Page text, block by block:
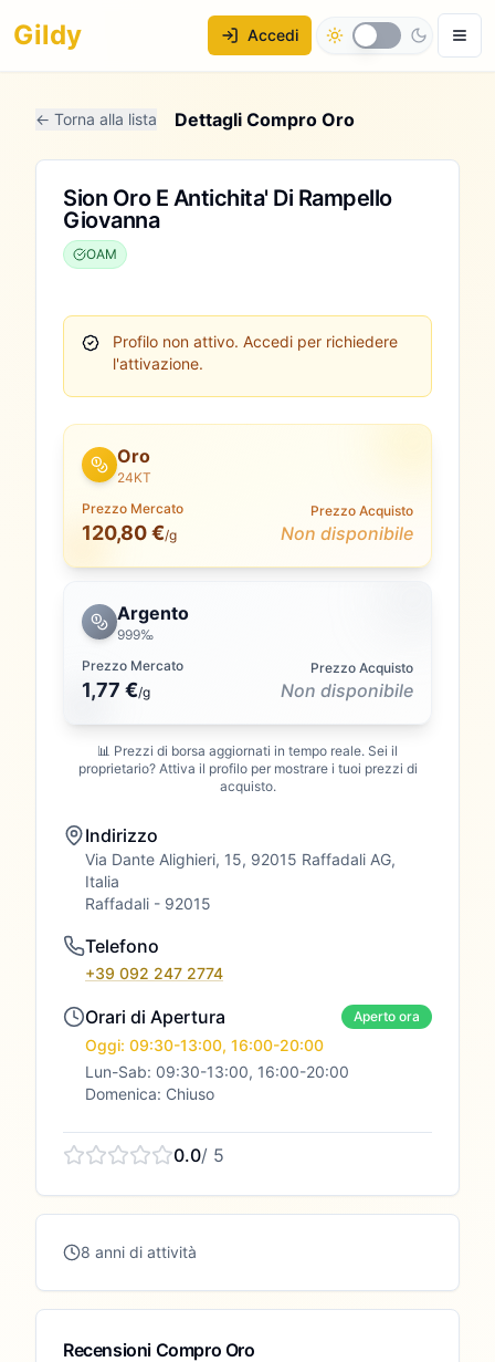
Gildy Accedi
← Torna alla lista Dettagli Compro Oro
Sion Oro E Antichita' Di Rampello
Giovanna
OAM
Profilo non attivo. Accedi per richiedere
l'attivazione.
Oro
24KT
Prezzo Mercato
120,80 €/g
Prezzo Acquisto
Non disponibile
Argento
999‰
Prezzo Mercato
1,77 €/g
Prezzo Acquisto
Non disponibile
📊 Prezzi di borsa aggiornati in tempo reale. Sei il
proprietario? Attiva il profilo per mostrare i tuoi prezzi di
acquisto.
Indirizzo
Via Dante Alighieri, 15, 92015 Raffadali AG,
Italia
Raffadali- 92015
Telefono
+39 092 247 2774
Orari di Apertura Aperto ora
Oggi: 09:30-13:00, 16:00-20:00
Lun-Sab: 09:30-13:00, 16:00-20:00
Domenica: Chiuso
0.0/ 5
8 anni di attività
Recensioni Compro Oro